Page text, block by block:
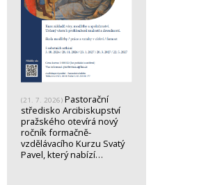
(21. 7. 2026) Pastorační
středisko Arcibiskupství
pražského otevírá nový
ročník formačně-
vzdělávacího Kurzu Svatý
Pavel, který nabízí…